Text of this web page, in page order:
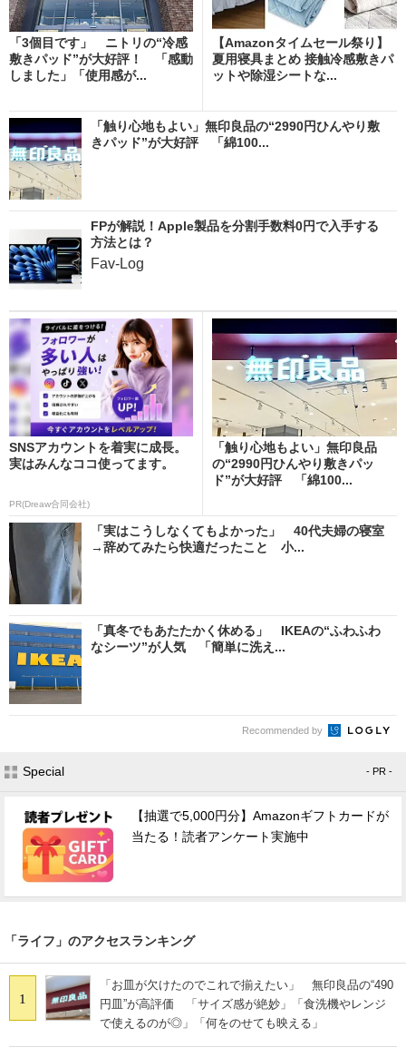
「3個目です」 ニトリの“冷感
敷きパッド”が大好評！ 「感動
しました」「使用感が...
【Amazonタイムセール祭り】
夏用寝具まとめ 接触冷感敷きパ
ットや除湿シートな...
「触り心地もよい」無印良品の“2990円ひんやり敷
きパッド”が大好評 「綿100...
FPが解説！Apple製品を分割手数料0円で入手する
方法とは？
Fav-Log
SNSアカウントを着実に成長。
実はみんなココ使ってます。
PR(Dreaw合同会社)
「触り心地もよい」無印良品
の“2990円ひんやり敷きパッ
ド”が大好評 「綿100...
「実はこうしなくてもよかった」 40代夫婦の寝室
→辞めてみたら快適だったこと 小...
「真冬でもあたたかく休める」 IKEAの“ふわふわ
なシーツ”が人気 「簡単に洗え...
Recommended by
Special - PR -
【抽選で5,000円分】Amazonギフトカードが
当たる！読者アンケート実施中
「ライフ」のアクセスランキング
1
「お皿が欠けたのでこれで揃えたい」 無印良品の“490
円皿”が高評価 「サイズ感が絶妙」「食洗機やレンジ
で使えるのが◎」「何をのせても映える」